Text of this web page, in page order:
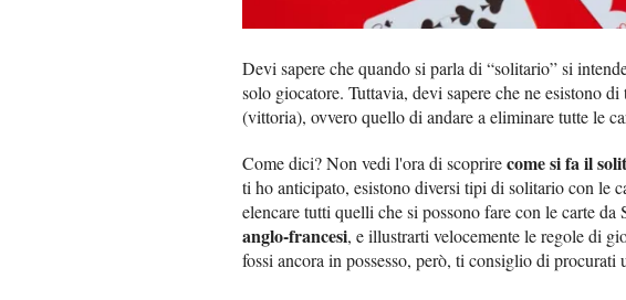
Devi sapere che quando si parla di “solitario” si
solo giocatore. Tuttavia, devi sapere che ne esistono
(vittoria), ovvero quello di andare a eliminare tutte le
Come dici? Non vedi l'ora di scoprirecome si fa il
ti ho anticipato, esistono diversi tipi di solitario con le
elencare tutti quelli che si possono fare con le carte da
anglo-francesi, e illustrarti velocemente le regole di
fossi ancora in possesso, però, ti consiglio di procurati